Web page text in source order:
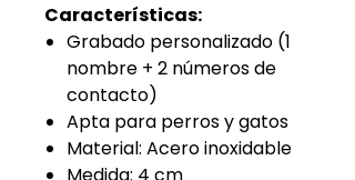
Características:
Grabado personalizado (1
nombre + 2 números de
contacto)
Apta para perros y gatos
Material: Acero inoxidable
Medida: 4 cm